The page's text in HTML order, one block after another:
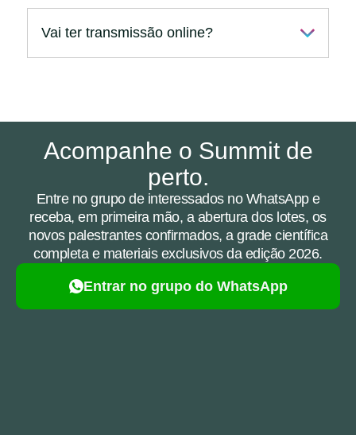
Vai ter transmissão online?
Acompanhe o Summit de
perto.
Entre no grupo de interessados no WhatsApp e
receba, em primeira mão, a abertura dos lotes, os
novos palestrantes confirmados, a grade científica
completa e materiais exclusivos da edição 2026.
Entrar no grupo do WhatsApp